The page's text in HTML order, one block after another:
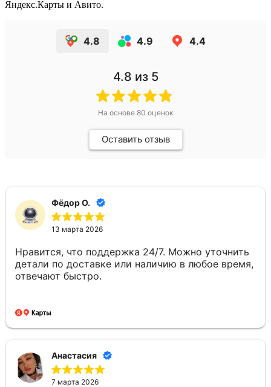
Яндекс.Карты и Авито.
4.8 4.9 4.4
4.8 из 5
На основе 80 оценок
Оставить отзыв
Фёдор О.
13 марта 2026
Нравится, что поддержка 24/7. Можно уточнить
детали по доставке или наличию в любое время,
отвечают быстро.
Анастасия
7 марта 2026